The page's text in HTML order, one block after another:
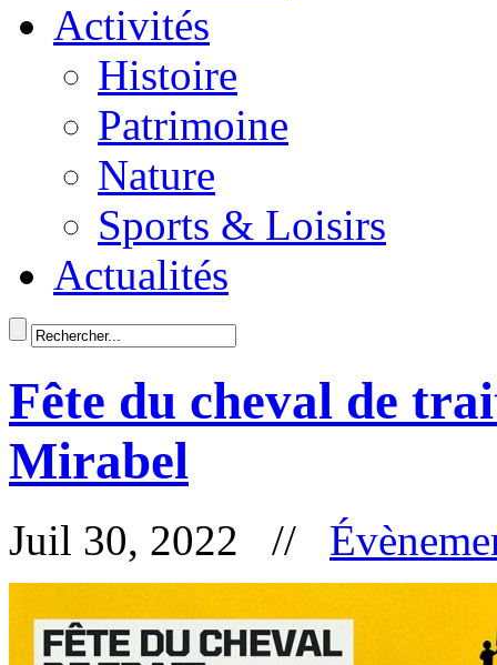
Activités
Histoire
Patrimoine
Nature
Sports & Loisirs
Actualités
Fête du cheval de
Mirabel
Juil 30, 2022 //